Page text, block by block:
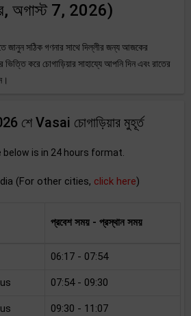
অগাস্ট 7, 2026)
জানুন সঠিক গণনার সাথে দিল্লীর জন্য আজকের
করে চোগাড়িয়ার সাহায্যে আপনি দিন এবং রাতের
শে Vasai চোগাড়িয়ার মুহূর্ত
below is in 24 hours format.
(For other cities, click here)
প্রবেশ সময় - প্রস্থান সময়
06:17 - 07:54
07:54 - 09:30
09:30 - 11:07